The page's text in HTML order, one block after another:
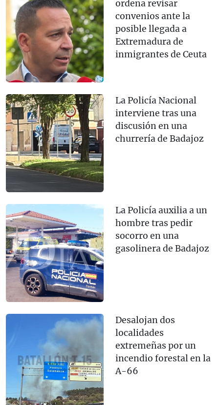
ordena revisar
convenios ante la
posible llegada a
Extremadura de
inmigrantes de Ceuta
La Policía Nacional
interviene tras una
discusión en una
churrería de Badajoz
La Policía auxilia a un
hombre tras pedir
socorro en una
gasolinera de Badajoz
Desalojan dos
localidades
extremeñas por un
incendio forestal en la
A-66